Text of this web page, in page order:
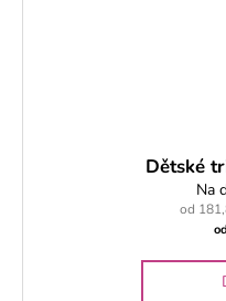
Dětské
Na
od
od